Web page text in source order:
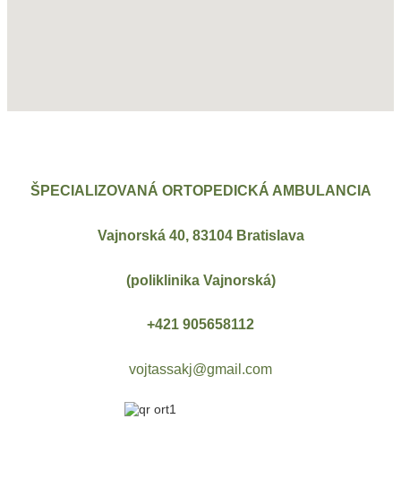
ŠPECIALIZOVANÁ ORTOPEDICKÁ AMBULANCIA
Vajnorská 40, 83104 Bratislava
(poliklinika Vajnorská)
+421 905658112
vojtassakj@gmail.com